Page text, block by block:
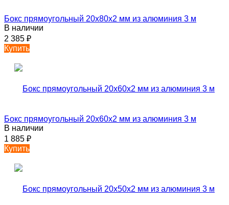
Бокс прямоугольный 20х80х2 мм из алюминия 3 м
В наличии
2 385 ₽
Купить
Бокс прямоугольный 20х60х2 мм из алюминия 3 м
В наличии
1 885 ₽
Купить